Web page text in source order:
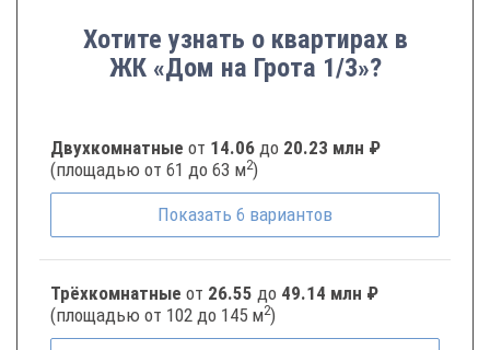
Хотите узнать о квартирах в
ЖК «Дом на Грота 1/3»?
Двухкомнатные от 14.06 до 20.23 млн ₽
(площадью от 61 до 63 м2)
Показать 6 вариантов
Трёхкомнатные от 26.55 до 49.14 млн ₽
(площадью от 102 до 145 м2)